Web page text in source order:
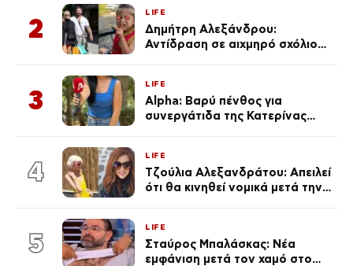
2
LIFE
Δημήτρη Αλεξάνδρου:
Αντίδραση σε αιχμηρό σχόλιο
3
LIFE
Alpha: Βαρύ πένθος για
συνεργάτιδα της Κατερίνας
του Θεού»
4
LIFE
Τζούλια Αλεξανδράτου: Απειλεί
ότι θα κινηθεί νομικά μετά την
5
LIFE
Σταύρος Μπαλάσκας: Νέα
εμφάνιση μετά τον χαμό στο